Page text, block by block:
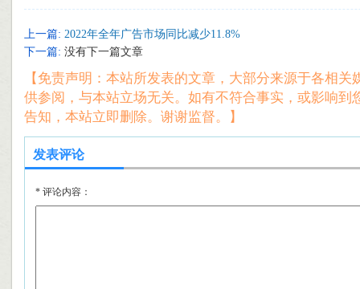
上一篇: 2022年全年广告市场同比减少11.8%
下一篇: 没有下一篇文章
【免责声明：本站所发表的文章，大部分来源于各相关
供参阅，与本站立场无关。如有不符合事实，或影响到
告知，本站立即删除。谢谢监督。】
发表评论
* 评论内容：